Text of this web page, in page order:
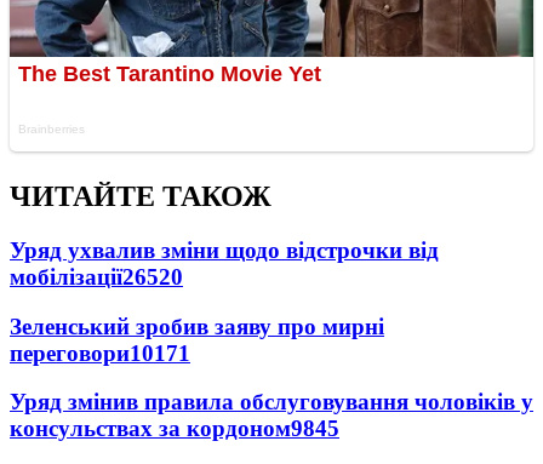
ЧИТАЙТЕ ТАКОЖ
Уряд ухвалив зміни щодо відстрочки від
мобілізації26520
Зеленський зробив заяву про мирні
переговори10171
Уряд змінив правила обслуговування чоловіків у
консульствах за кордоном9845